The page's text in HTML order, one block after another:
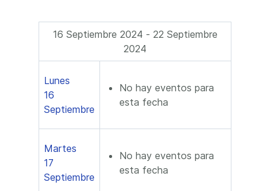
16 Septiembre 2024 - 22 Septiembre
2024
Lunes
16
Septiembre
No hay eventos para
esta fecha
Martes
17
Septiembre
No hay eventos para
esta fecha